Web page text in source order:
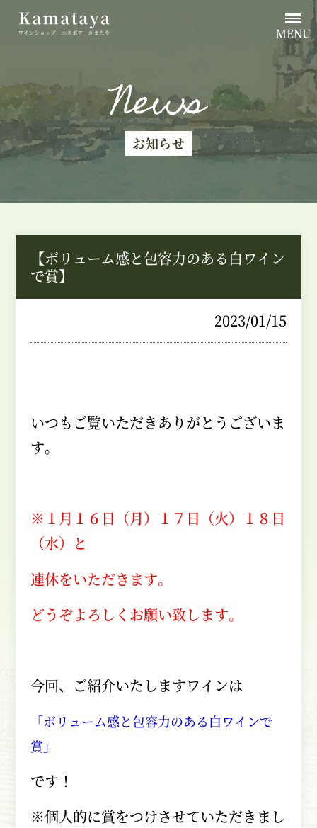
MENU
News
お知らせ
【ボリューム感と包容力のある白ワイン
で賞】
2023/01/15
いつもご覧いただきありがとうございま
す。
※１月１６日（月）１７日（火）１８日
（水）と
連休をいただきます。
どうぞよろしくお願い致します。
今回、ご紹介いたしますワインは
「ボリューム感と包容力のある白ワインで
賞」
です！
※個人的に賞をつけさせていただきまし